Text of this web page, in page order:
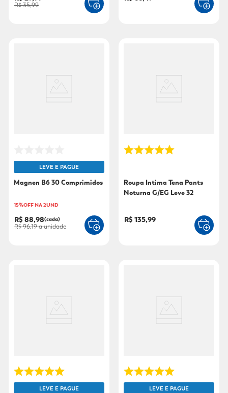
R$ 35,99
LEVE E PAGUE
Magnen B6 30 Comprimidos
15%OFF NA 2UND
R$ 88,98(cada)
R$ 96,19a unidade
Roupa Intima Tena Pants
Noturna G/EG Leve 32
R$ 135,99
LEVE E PAGUE LEVE E PAGUE